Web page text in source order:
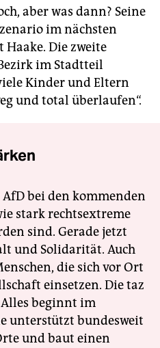
aber was dann? Seine
im nächsten
Haake. Die zweite
im Stadtteil
Kinder und Eltern
und total überlaufen“.
bei den kommenden
stark rechtsextreme
sind. Gerade jetzt
und Solidarität. Auch
die sich vor Ort
einsetzen. Die taz
beginnt im
unterstützt bundesweit
und baut einen